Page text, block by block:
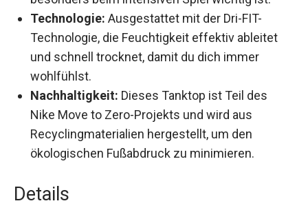
Belüftung und Bewegungsfreiheit, was
besonders beim intensiven Spiel wichtig ist.
Technologie:Ausgestattet mit der Dri-FIT-
Technologie, die Feuchtigkeit effektiv ableitet
und schnell trocknet, damit du dich immer
wohlfühlst.
Nachhaltigkeit:Dieses Tanktop ist Teil des
Nike Move to Zero-Projekts und wird aus
Recyclingmaterialien hergestellt, um den